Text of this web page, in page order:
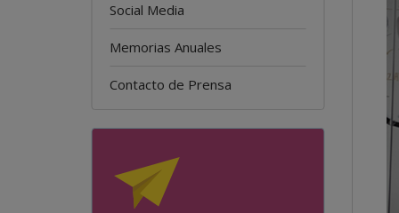
Social Media
Memorias Anuales
Contacto de Prensa